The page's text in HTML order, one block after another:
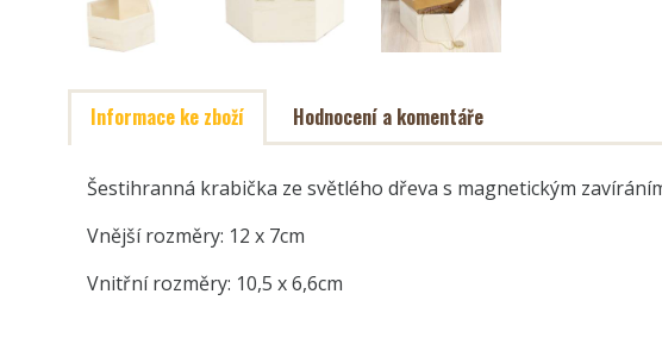
Informace ke zboží Hodnocení a komentáře
Šestihranná krabička ze světlého dřeva s magnetickým
Vnější rozměry: 12 x 7cm
Vnitřní rozměry: 10,5 x 6,6cm